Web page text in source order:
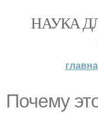
НАУКА
Почему